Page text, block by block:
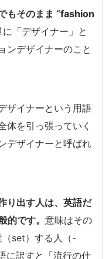
もそのまま “fashion
に「デザイナー」と
ンデザイナーのこと
ザイナーという用語
体を引っ張っていく
デザイナーと呼ばれ
り出す人は、英語だ
です。 意味はその
set）する人（-
に訳すと「流行の仕